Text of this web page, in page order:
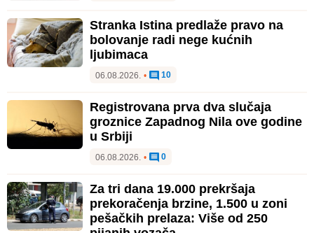
Stranka Istina predlaže pravo na
bolovanje radi nege kućnih
ljubimaca
06.08.2026. • 10
Registrovana prva dva slučaja
groznice Zapadnog Nila ove godine
u Srbiji
06.08.2026. • 0
Za tri dana 19.000 prekršaja
prekoračenja brzine, 1.500 u zoni
pešačkih prelaza: Više od 250